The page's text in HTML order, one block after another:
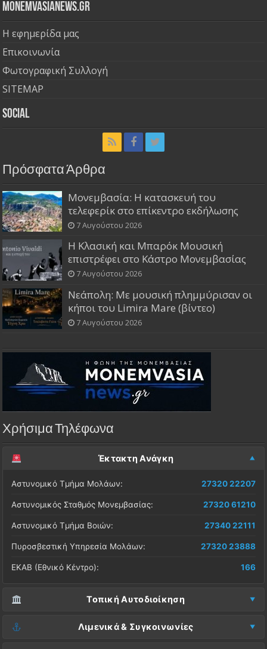
Monemvasianews.gr
Η εφημερίδα μας
Επικοινωνία
Φωτογραφική Συλλογή
SITEMAP
Social
Πρόσφατα Άρθρα
Μονεμβασία: Η κατασκευή του
τελεφερίκ στο επίκεντρο εκδήλωσης
7 Αυγούστου 2026
Η Κλασική και Μπαρόκ Μουσική
επιστρέφει στο Κάστρο Μονεμβασίας
7 Αυγούστου 2026
Νεάπολη: Με μουσική πλημμύρισαν οι
κήποι του Limira Mare (βίντεο)
7 Αυγούστου 2026
Χρήσιμα Τηλέφωνα
Έκτακτη Ανάγκη
Αστυνομικό Τμήμα Μολάων: 27320 22207
Αστυνομικός Σταθμός Μονεμβασίας: 27320 61210
Αστυνομικό Τμήμα Βοιών: 27340 22111
Πυροσβεστική Υπηρεσία Μολάων: 27320 23888
ΕΚΑΒ (Εθνικό Κέντρο): 166
Τοπική Αυτοδιοίκηση
Δήμος Μονεμβασίας (Έδρα):
Λιμενικά & Συγκοινωνίες